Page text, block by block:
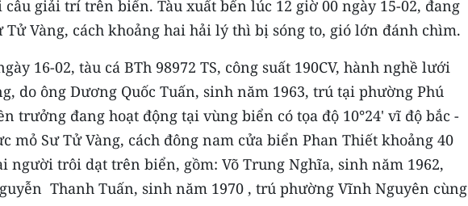
giải trí trên biển. Tàu xuất bến lúc 12 giờ 00 ngày 15-02, đang
Tử Vàng, cách khoảng hai hải lý thì bị sóng to, gió lớn đánh chìm.
16-02, tàu cá BTh 98972 TS, công suất 190CV, hành nghề lưới
do ông Dương Quốc Tuấn, sinh năm 1963, trú tại phường Phú
trưởng đang hoạt động tại vùng biển có tọa độ 10°24' vĩ độ bắc -
mỏ Sư Tử Vàng, cách đông nam cửa biển Phan Thiết khoảng 40
người trôi dạt trên biển, gồm: Võ Trung Nghĩa, sinh năm 1962,
Thanh Tuấn, sinh năm 1970 , trú phường Vĩnh Nguyên cùng